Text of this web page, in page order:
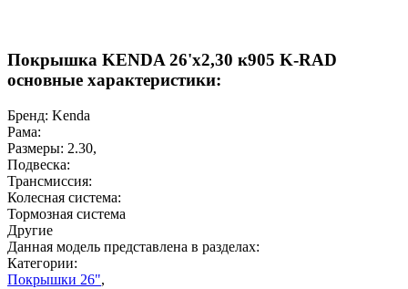
Покрышка KENDA 26'х2,30 к905 K-RAD
основные характеристики:
Бренд: Kenda
Рама:
Размеры: 2.30,
Подвеска:
Трансмиссия:
Колесная система:
Тормозная система
Другие
Данная модель представлена в разделах:
Категории:
Покрышки 26",